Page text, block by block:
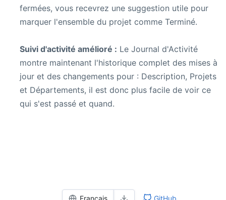
fermées, vous recevrez une suggestion utile pour
marquer l'ensemble du projet comme Terminé.
Suivi d'activité amélioré : Le Journal d'Activité
montre maintenant l'historique complet des mises à
jour et des changements pour : Description, Projets
et Départements, il est donc plus facile de voir ce
qui s'est passé et quand.
Français GitHub